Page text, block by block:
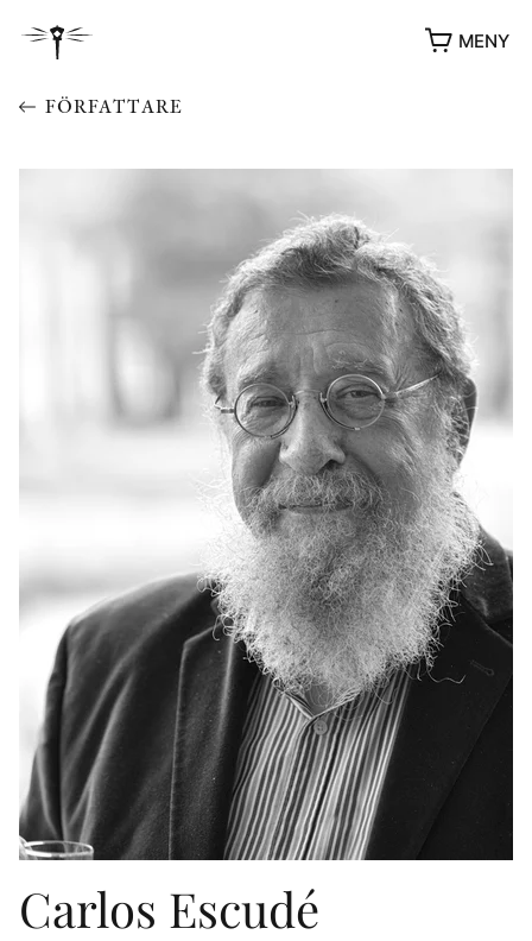
MENY
YUKIKO OCH PATRIK MÖTER
STOLPE STORIES
VIDEOGALLERI
UTMÄRKELSER
ÖVRIGA FORMAT
KONTAKT
PRESSKONTAKT
PEER REVIEW-PROCESSEN
FÖRFATTARE
Carlos Escudé